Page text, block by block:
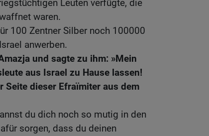
Leuten verfügte, die
waren.
100 Zentner Silber noch 100000
anwerben.
und sagte zu ihm: »Mein
aus Israel zu Hause lassen!
Seite dieser Efraïmiter aus dem
du dich noch so mutig in den
sorgen, dass du deinen